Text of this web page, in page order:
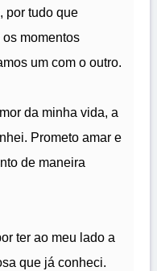
por tudo que
momentos
um com o outro.
da minha vida, a
Prometo amar e
de maneira
ter ao meu lado a
que já conheci.